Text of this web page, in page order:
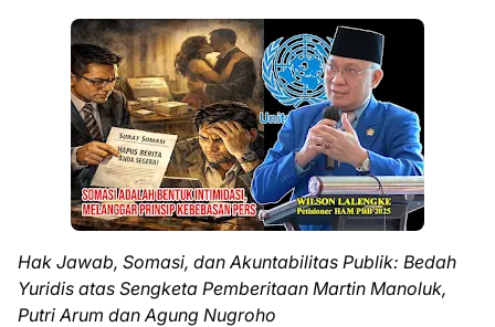
Hak Jawab, Somasi, dan Akuntabilitas Publik: Bedah
Yuridis atas Sengketa Pemberitaan Martin Manoluk,
Putri Arum dan Agung Nugroho